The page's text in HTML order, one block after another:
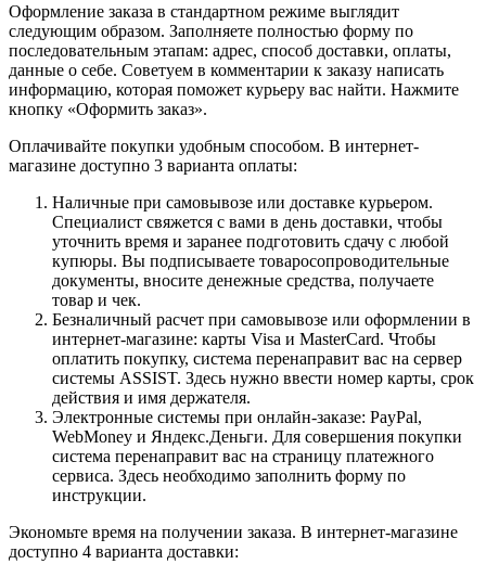
Оформление заказа в стандартном режиме выглядит
следующим образом. Заполняете полностью форму по
последовательным этапам: адрес, способ доставки, оплаты,
данные о себе. Советуем в комментарии к заказу написать
информацию, которая поможет курьеру вас найти. Нажмите
кнопку «Оформить заказ».
Оплачивайте покупки удобным способом. В интернет-
магазине доступно 3 варианта оплаты:
Наличные при самовывозе или доставке курьером.
Специалист свяжется с вами в день доставки, чтобы
уточнить время и заранее подготовить сдачу с любой
купюры. Вы подписываете товаросопроводительные
документы, вносите денежные средства, получаете
товар и чек.
Безналичный расчет при самовывозе или оформлении в
интернет-магазине: карты Visa и MasterCard. Чтобы
оплатить покупку, система перенаправит вас на сервер
системы ASSIST. Здесь нужно ввести номер карты, срок
действия и имя держателя.
Электронные системы при онлайн-заказе: PayPal,
WebMoney и Яндекс.Деньги. Для совершения покупки
система перенаправит вас на страницу платежного
сервиса. Здесь необходимо заполнить форму по
инструкции.
Экономьте время на получении заказа. В интернет-магазине
доступно 4 варианта доставки: